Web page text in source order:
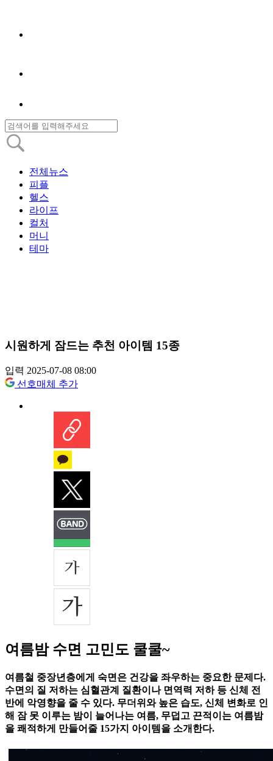
전체뉴스
피플
헬스
라이프
컬처
머니
테마
시원하게 잠드는 추천 아이템 15종
입력 2025-07-08 08:00
선호매체 추가
여름밤 수면 고민도 쿨쿨~
여름철 중장년층에게 숙면은 건강을 좌우하는 중요한 문제다.
수면의 질 저하는 심혈관계 질환이나 면역력 저하 등 신체 전
반에 악영향을 줄 수 있다. 무더위와 높은 습도, 신체 변화로 인
해 잠 못 이루는 밤이 늘어나는 여름, 무덥고 끈적이는 여름밤
을 쾌적하게 만들어줄 15가지 아이템을 소개한다.